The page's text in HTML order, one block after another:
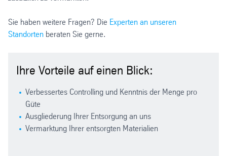
Sie haben weitere Fragen? Die Experten an unseren
Standorten beraten Sie gerne.
Ihre Vorteile auf einen Blick:
Verbessertes Controlling und Kenntnis der Menge pro
Güte
Ausgliederung Ihrer Entsorgung an uns
Vermarktung Ihrer entsorgten Materialien